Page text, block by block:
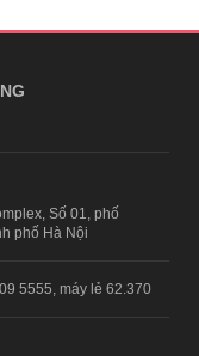
Số 01, phố
phố Hà Nội
5555, máy lẻ 62.370